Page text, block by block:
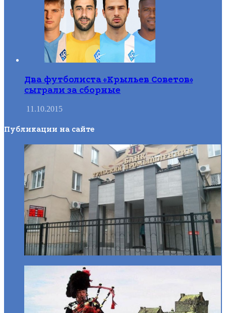
Два футболиста «Крыльев Советов»
сыграли за сборные
11.10.2015
Публикации на сайте